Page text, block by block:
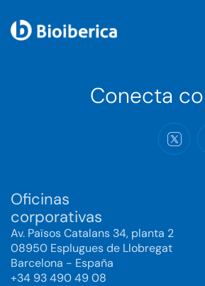
Conecta
Oficinas
corporativas
Av. Països Catalans 34, planta 2
08950 Esplugues de Llobregat
Barcelona - España
+34 93 490 49 08